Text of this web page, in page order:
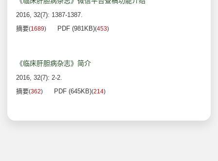
2016, 32(7): 1387-1387.
摘要(1689) PDF (981KB)(453)
《临床肝胆病杂志》简介
2016, 32(7): 2-2.
摘要(362) PDF (645KB)(214)